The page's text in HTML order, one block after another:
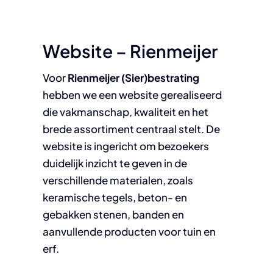
Website – Rienmeijer
VoorRienmeijer (Sier)bestrating
hebben we een website gerealiseerd
die vakmanschap, kwaliteit en het
brede assortiment centraal stelt. De
website is ingericht om bezoekers
duidelijk inzicht te geven in de
verschillende materialen, zoals
keramische tegels, beton- en
gebakken stenen, banden en
aanvullende producten voor tuin en
erf.